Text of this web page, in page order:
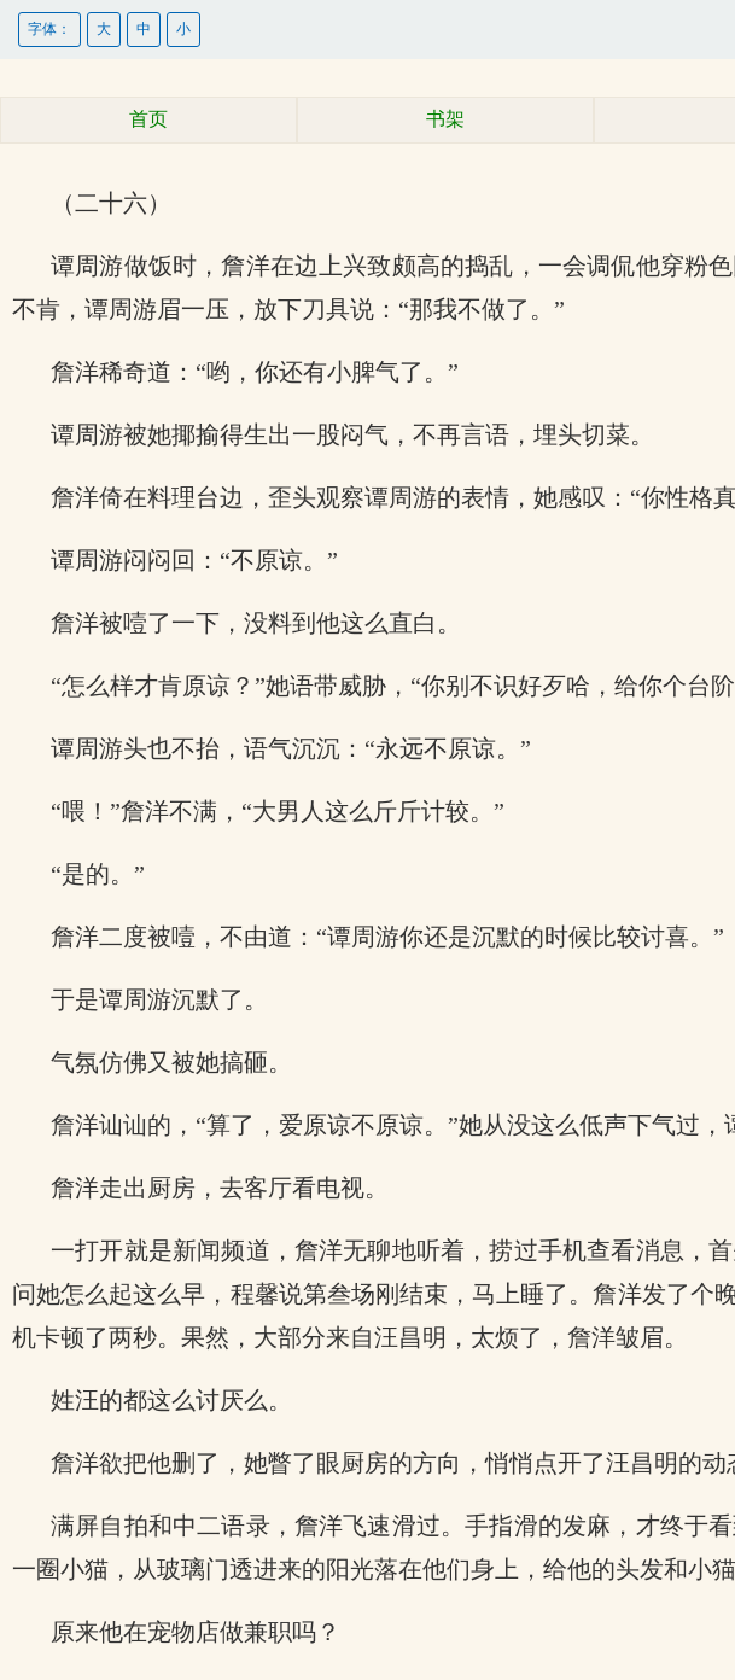
字体： 大 中 小
首页 书架
（二十六）
谭周游做饭时，詹洋在边上兴致颇高的捣乱，一会调侃他穿粉
不肯，谭周游眉一压，放下刀具说：“那我不做了。”
詹洋稀奇道：“哟，你还有小脾气了。”
谭周游被她揶揄得生出一股闷气，不再言语，埋头切菜。
詹洋倚在料理台边，歪头观察谭周游的表情，她感叹：“你性格
谭周游闷闷回：“不原谅。”
詹洋被噎了一下，没料到他这么直白。
“怎么样才肯原谅？”她语带威胁，“你别不识好歹哈，给你个台
谭周游头也不抬，语气沉沉：“永远不原谅。”
“喂！”詹洋不满，“大男人这么斤斤计较。”
“是的。”
詹洋二度被噎，不由道：“谭周游你还是沉默的时候比较讨喜。”
于是谭周游沉默了。
气氛仿佛又被她搞砸。
詹洋讪讪的，“算了，爱原谅不原谅。”她从没这么低声下气过，
詹洋走出厨房，去客厅看电视。
一打开就是新闻频道，詹洋无聊地听着，捞过手机查看消息，
问她怎么起这么早，程馨说第叁场刚结束，马上睡了。詹洋发了
机卡顿了两秒。果然，大部分来自汪昌明，太烦了，詹洋皱眉。
姓汪的都这么讨厌么。
詹洋欲把他删了，她瞥了眼厨房的方向，悄悄点开了汪昌明的动
满屏自拍和中二语录，詹洋飞速滑过。手指滑的发麻，才终于
一圈小猫，从玻璃门透进来的阳光落在他们身上，给他的头发和小
原来他在宠物店做兼职吗？